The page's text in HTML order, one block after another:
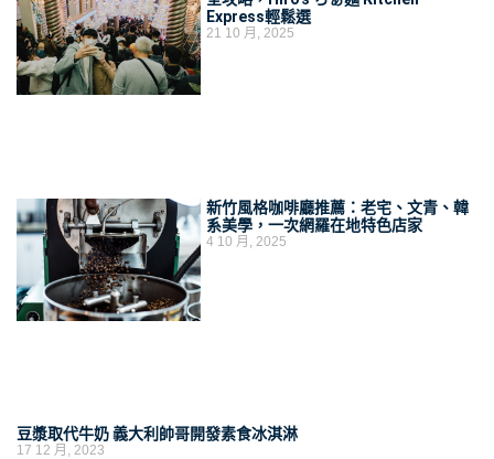
Express輕鬆選
21 10 月, 2025
新竹風格咖啡廳推薦：老宅、文青、韓
系美學，一次網羅在地特色店家
4 10 月, 2025
豆漿取代牛奶 義大利帥哥開發素食冰淇淋
17 12 月, 2023